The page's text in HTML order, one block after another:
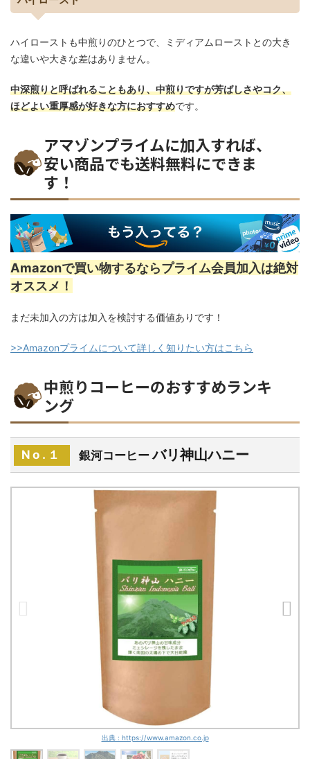
ハイローストも中煎りのひとつで、ミディアムローストとの大き
な違いや大きな差はありません。
中深煎りと呼ばれることもあり、中煎りですが芳ばしさやコク、
ほどよい重厚感が好きな方におすすめです。
アマゾンプライムに加入すれば、
安い商品でも送料無料にできま
す！
Amazonで買い物するならプライム会員加入は絶対
オススメ！
まだ未加入の方は加入を検討する価値ありです！
>>Amazonプライムについて詳しく知りたい方はこちら
中煎りコーヒーのおすすめランキ
ング
No.１ 銀河コーヒーバリ神山ハニー
出典 : https://www.amazon.co.jp